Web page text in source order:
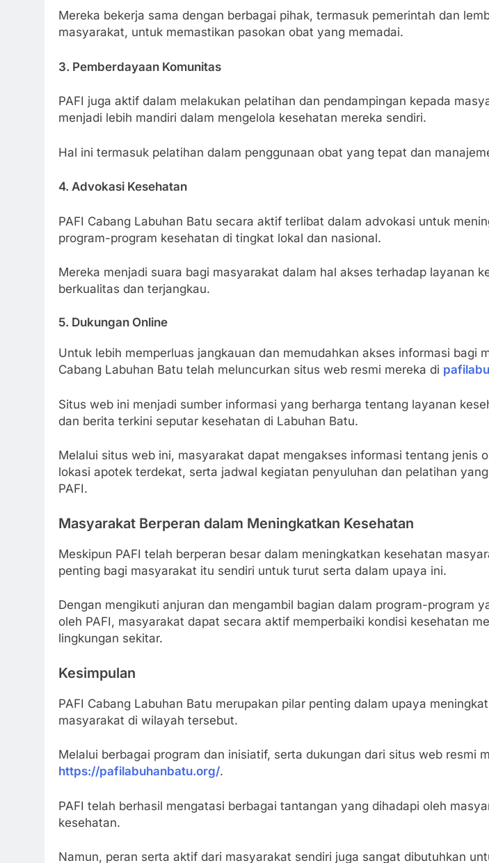
Mereka bekerja sama dengan berbagai pihak, termasuk pemerintah dan
masyarakat, untuk memastikan pasokan obat yang memadai.
3. Pemberdayaan Komunitas
PAFI juga aktif dalam melakukan pelatihan dan pendampingan kepada
menjadi lebih mandiri dalam mengelola kesehatan mereka sendiri.
Hal ini termasuk pelatihan dalam penggunaan obat yang tepat dan
4. Advokasi Kesehatan
PAFI Cabang Labuhan Batu secara aktif terlibat dalam advokasi untuk
program-program kesehatan di tingkat lokal dan nasional.
Mereka menjadi suara bagi masyarakat dalam hal akses terhadap layanan
berkualitas dan terjangkau.
5. Dukungan Online
Untuk lebih memperluas jangkauan dan memudahkan akses informasi bagi
Cabang Labuhan Batu telah meluncurkan situs web resmi mereka di
Situs web ini menjadi sumber informasi yang berharga tentang layanan
dan berita terkini seputar kesehatan di Labuhan Batu.
Melalui situs web ini, masyarakat dapat mengakses informasi tentang jenis
lokasi apotek terdekat, serta jadwal kegiatan penyuluhan dan pelatihan
PAFI.
Masyarakat Berperan dalam Meningkatkan Kesehatan
Meskipun PAFI telah berperan besar dalam meningkatkan kesehatan
penting bagi masyarakat itu sendiri untuk turut serta dalam upaya ini.
Dengan mengikuti anjuran dan mengambil bagian dalam program-program
oleh PAFI, masyarakat dapat secara aktif memperbaiki kondisi kesehatan
lingkungan sekitar.
Kesimpulan
PAFI Cabang Labuhan Batu merupakan pilar penting dalam upaya
masyarakat di wilayah tersebut.
Melalui berbagai program dan inisiatif, serta dukungan dari situs web resmi
https://pafilabuhanbatu.org/.
PAFI telah berhasil mengatasi berbagai tantangan yang dihadapi oleh
kesehatan.
Namun, peran serta aktif dari masyarakat sendiri juga sangat dibutuhkan